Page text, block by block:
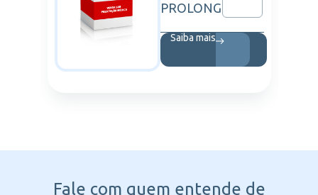
PROLONG
Saiba mais
Fale com quem entende de